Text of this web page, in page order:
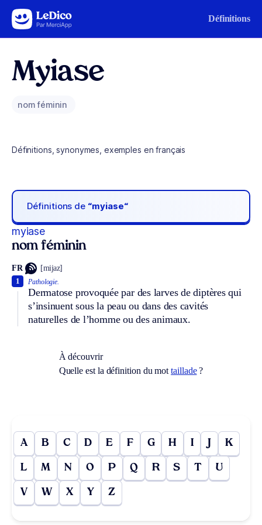
Aller au contenu Définitions
Myiase
nom féminin
Définitions, synonymes, exemples en français
Définitions de “myiase“
myiase
nom féminin
FR [mijaz]
Pathologie.
Dermatose provoquée par des larves de diptères qui
s’insinuent sous la peau ou dans des cavités
naturelles de l’homme ou des animaux.
1
À découvrir
Quelle est la définition du mottaillade?
A B C D E F G H I J K
L M N O P Q R S T U
V W X Y Z